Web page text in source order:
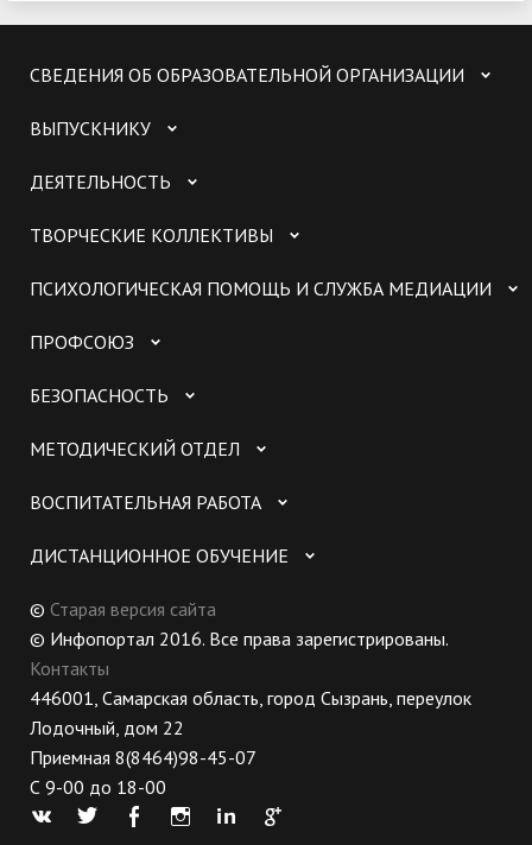
СВЕДЕНИЯ ОБ ОБРАЗОВАТЕЛЬНОЙ ОРГАНИЗАЦИИ
ВЫПУСКНИКУ
ДЕЯТЕЛЬНОСТЬ
ТВОРЧЕСКИЕ КОЛЛЕКТИВЫ
ПСИХОЛОГИЧЕСКАЯ ПОМОЩЬ И СЛУЖБА МЕДИАЦИИ
ПРОФСОЮЗ
БЕЗОПАСНОСТЬ
МЕТОДИЧЕСКИЙ ОТДЕЛ
ВОСПИТАТЕЛЬНАЯ РАБОТА
ДИСТАНЦИОННОЕ ОБУЧЕНИЕ
© Старая версия сайта
© Инфопортал 2016. Все права зарегистрированы.
Контакты
446001, Самарская область, город Сызрань, переулок
Лодочный, дом 22
Приемная 8(8464)98-45-07
С 9-00 до 18-00